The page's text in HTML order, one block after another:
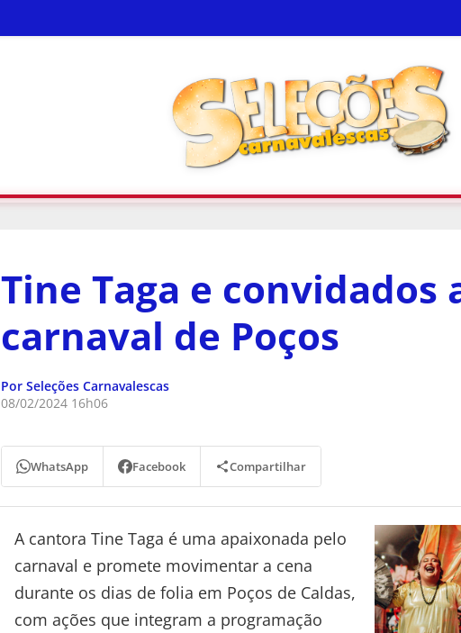
Tine Taga e convidados
carnaval de Poços
Por Seleções Carnavalescas
08/02/2024 16h06
WhatsApp Facebook Compartilhar
A cantora Tine Taga é uma apaixonada pelo
carnaval e promete movimentar a cena
durante os dias de folia em Poços de Caldas,
com ações que integram a programação